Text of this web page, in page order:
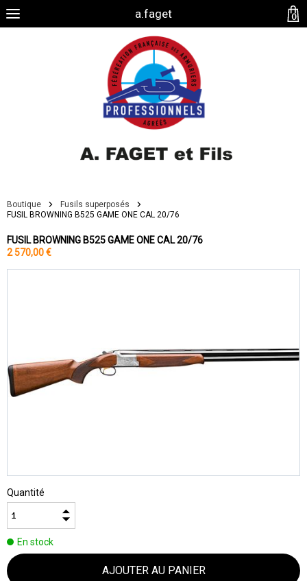
a.faget
Boutique
Fusils superposés
FUSIL BROWNING B525 GAME ONE CAL 20/76
FUSIL BROWNING B525 GAME ONE CAL 20/76
2 570,00 €
Quantité
En stock
0